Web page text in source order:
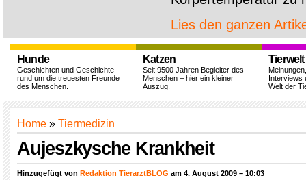
Lies den ganzen
Hunde
Geschichten und Geschichte
rund um die treuesten Freunde
des Menschen.
Katzen
Seit 9500 Jahren Begleiter des
Menschen – hier ein kleiner
Auszug.
Tierwelt
Interviews
Welt der
Home » Tiermedizin
Aujeszkysche Krankheit
Hinzugefügt von Redaktion TierarztBLOG am 4. August 2009 – 10:03